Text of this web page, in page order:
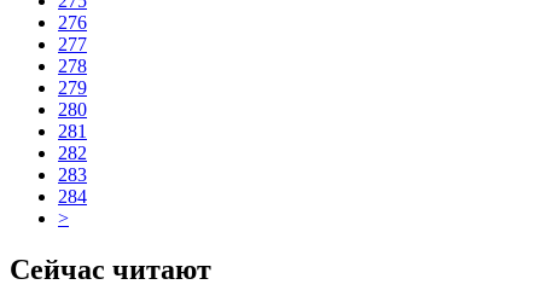
276
277
278
279
280
281
282
283
284
>
Сейчас читают